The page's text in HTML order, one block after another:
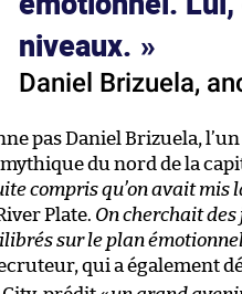
niveaux.
Daniel Brizuela,
pas Daniel Brizuela,
du nord de la
compris qu’on avait
Plate. On cherchait
sur le plan
qui a également